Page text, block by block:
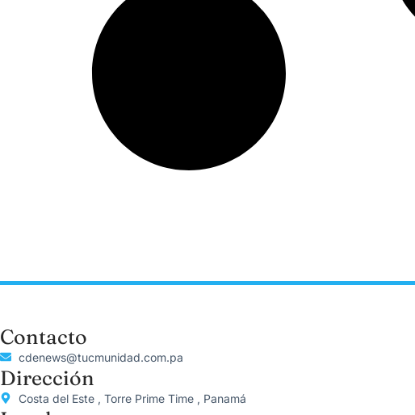
Contacto
cdenews@tucmunidad.com.pa
Dirección
Costa del Este , Torre Prime Time , Panamá